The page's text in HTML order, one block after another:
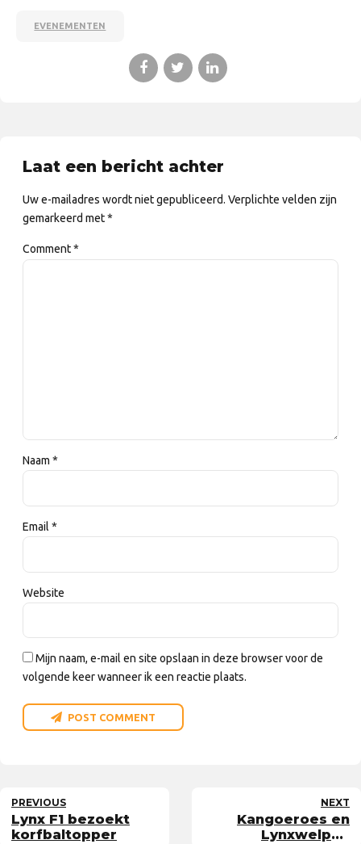
EVENEMENTEN
Laat een bericht achter
Uw e-mailadres wordt niet gepubliceerd. Verplichte velden zijn
gemarkeerd met *
Comment*
Naam *
Email *
Website
Mijn naam, e-mail en site opslaan in deze browser voor de
volgende keer wanneer ik een reactie plaats.
POST COMMENT
PREVIOUS
Lynx F1 bezoekt
korfbaltopper
NEXT
Kangoeroes en
Lynxwelpen